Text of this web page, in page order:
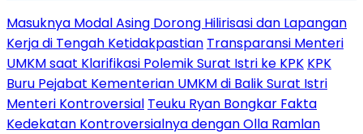
Masuknya Modal Asing Dorong Hilirisasi dan Lapangan
Kerja di Tengah Ketidakpastian Transparansi Menteri
UMKM saat Klarifikasi Polemik Surat Istri ke KPK KPK
Buru Pejabat Kementerian UMKM di Balik Surat Istri
Menteri Kontroversial Teuku Ryan Bongkar Fakta
Kedekatan Kontroversialnya dengan Olla Ramlan